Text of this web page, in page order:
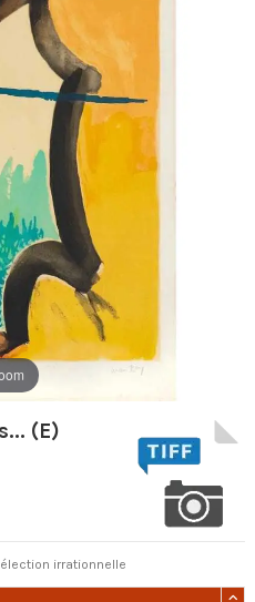
(E)
irrationnelle